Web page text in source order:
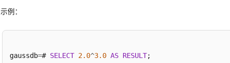
示例：
gaussdb=# SELECT 2.0^3.0 AS RESULT;